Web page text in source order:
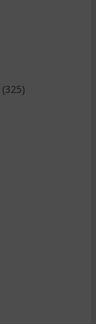
(325)